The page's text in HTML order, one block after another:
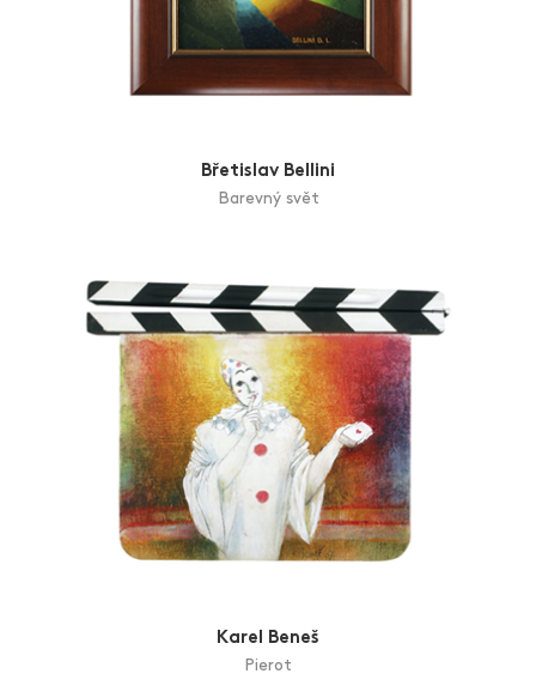
Břetislav Bellini
Barevný svět
Karel Beneš
Pierot